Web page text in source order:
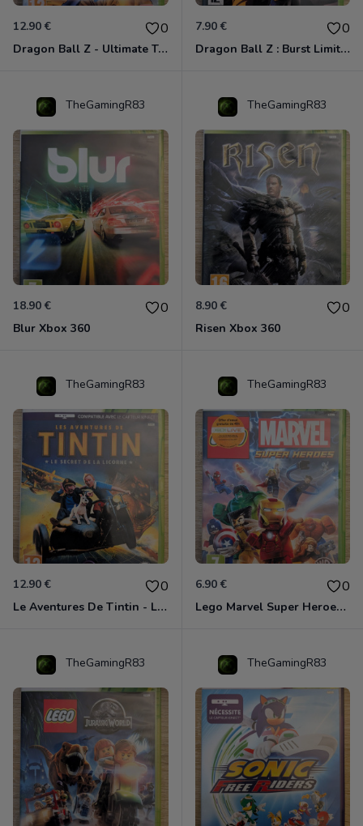
12.90 € 0
Dragon Ball Z - Ultimate Tenkaichi Xbox 360
7.90 € 0
Dragon Ball Z : Burst Limit Xbox 360
TheGamingR83
18.90 € 0
Blur Xbox 360
TheGamingR83
8.90 € 0
Risen Xbox 360
TheGamingR83
12.90 € 0
Le Aventures De Tintin - Le Secret De La Licorne Xbox 360
TheGamingR83
6.90 € 0
Lego Marvel Super Heroes Xbox 360
TheGamingR83 TheGamingR83